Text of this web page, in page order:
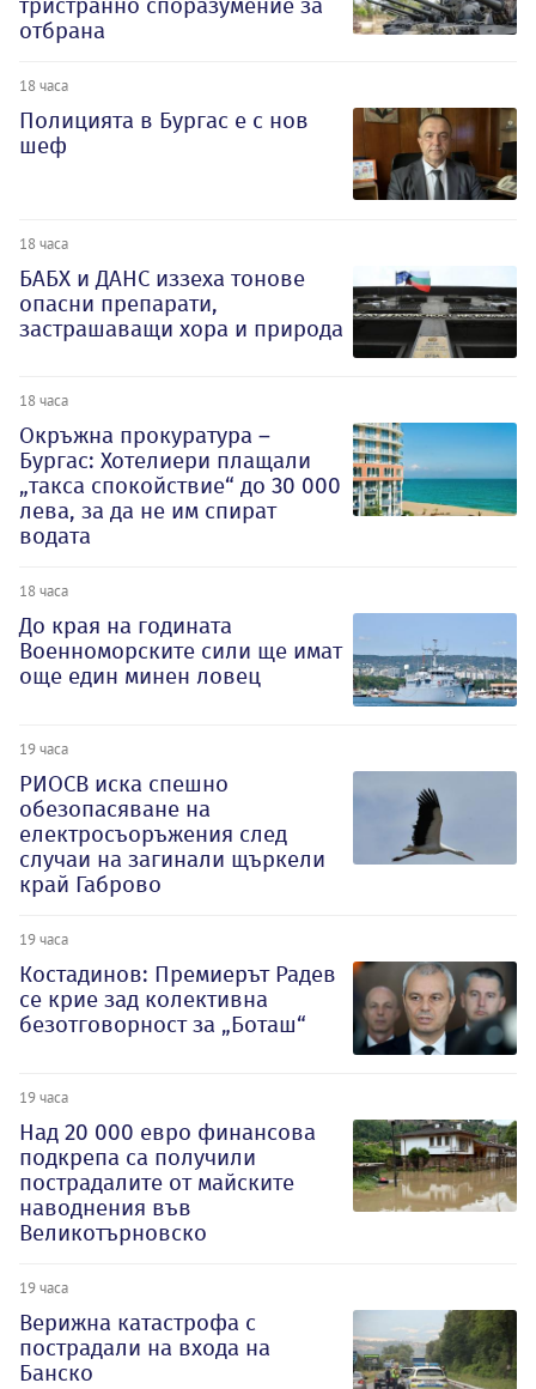
отбрана
18 часа
Полицията в Бургас е с нов
шеф
18 часа
БАБХ и ДАНС иззеха тонове
опасни препарати,
застрашаващи хора и природа
18 часа
Окръжна прокуратура –
Бургас: Хотелиери плащали
„такса спокойствие“ до 30 000
лева, за да не им спират
водата
18 часа
До края на годината
Военноморските сили ще имат
още един минен ловец
19 часа
РИОСВ иска спешно
обезопасяване на
електросъоръжения след
случаи на загинали щъркели
край Габрово
19 часа
Костадинов: Премиерът Радев
се крие зад колективна
безотговорност за „Боташ“
19 часа
Над 20 000 евро финансова
подкрепа са получили
пострадалите от майските
наводнения във
Великотърновско
19 часа
Верижна катастрофа с
пострадали на входа на
Банско